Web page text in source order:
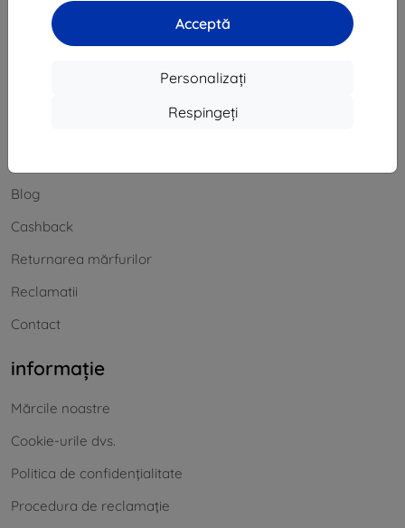
Acceptă
Personalizați
Respingeți
8:00 - 16:00
Sâmbătă și duminică:
Blog
Cashback
Returnarea mărfurilor
Reclamatii
Contact
informație
Mărcile noastre
Cookie-urile dvs.
Politica de confidențialitate
Procedura de reclamație